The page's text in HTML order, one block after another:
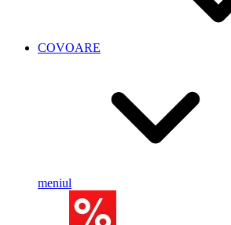
COVOARE
meniul